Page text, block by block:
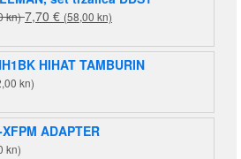
kn)Izvorna
bila
je:
9,03 €
kn).
7,70 € (58,00 kn)
je:
7,70 €
HIHAT TAMBURIN
kn)
ADAPTER
kn)